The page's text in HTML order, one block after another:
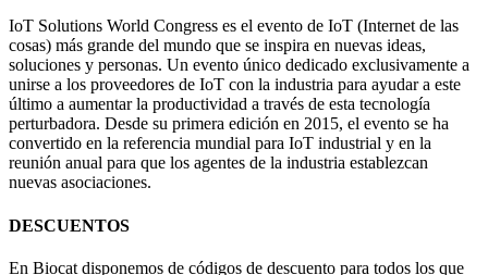
IoT Solutions World Congress es el evento de IoT (Internet de las
cosas) más grande del mundo que se inspira en nuevas ideas,
soluciones y personas. Un evento único dedicado exclusivamente a
unirse a los proveedores de IoT con la industria para ayudar a este
último a aumentar la productividad a través de esta tecnología
perturbadora. Desde su primera edición en 2015, el evento se ha
convertido en la referencia mundial para IoT industrial y en la
reunión anual para que los agentes de la industria establezcan
nuevas asociaciones.
DESCUENTOS
En Biocat disponemos de códigos de descuento para todos los que